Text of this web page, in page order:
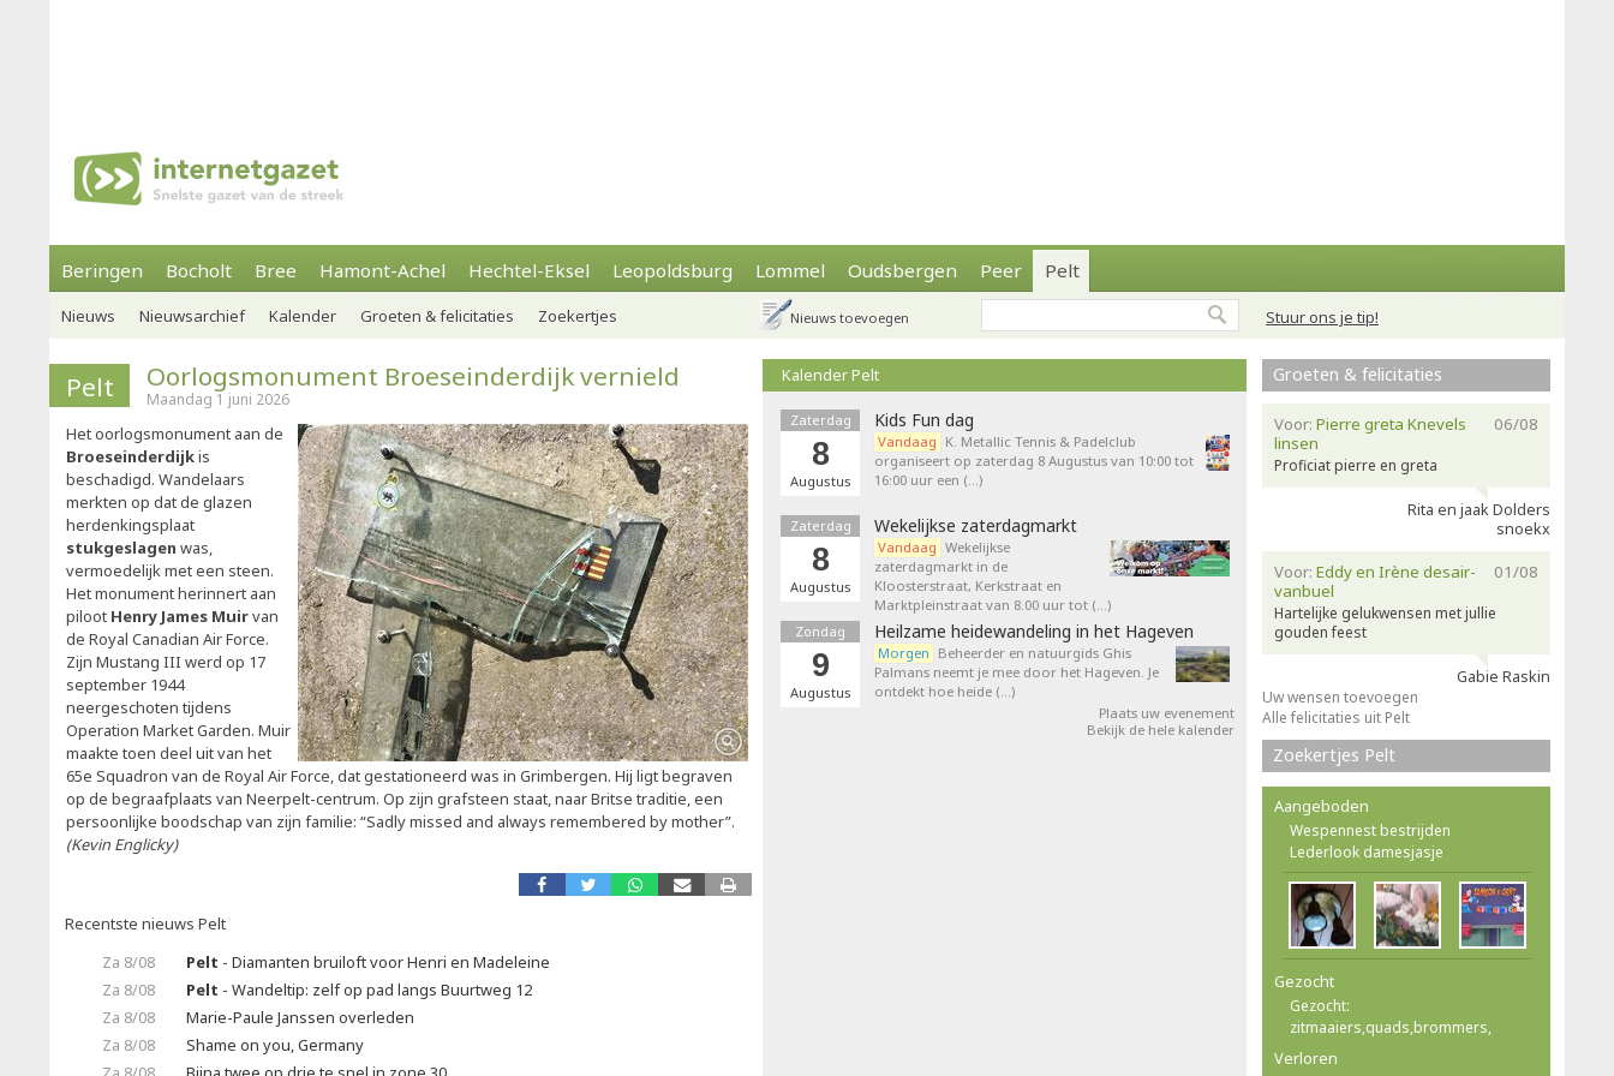
Beringen Bocholt Bree Hamont-Achel Hechtel-Eksel Leopoldsburg Lommel Oudsbergen Peer Pelt
Stuur ons je tip!
Nieuws Nieuwsarchief Kalender Groeten & felicitaties Zoekertjes Nieuws toevoegen
Pelt Oorlogsmonument Broeseinderdijk vernield
Maandag 1 juni 2026
Het oorlogsmonument aan de
Broeseinderdijkis
beschadigd. Wandelaars
merkten op dat de glazen
herdenkingsplaat
stukgeslagen was,
vermoedelijk met een steen.
Het monument herinnert aan
piloot Henry James Muirvan
de Royal Canadian Air Force.
Zijn Mustang III werd op 17
september 1944
neergeschoten tijdens
Operation Market Garden. Muir
maakte toen deel uit van het
65e Squadron van de Royal Air Force, dat gestationeerd was in Grimbergen. Hij ligt begraven
op de begraafplaats van Neerpelt-centrum. Op zijn grafsteen staat, naar Britse traditie, een
persoonlijke boodschap van zijn familie: “Sadly missed and always remembered by mother”.
(Kevin Englicky)
Recentste nieuws Pelt
Za 8/08
Pelt - Diamanten bruiloft voor Henri en Madeleine
Za 8/08
Pelt - Wandeltip: zelf op pad langs Buurtweg 12
Za 8/08
Marie-Paule Janssen overleden
Za 8/08
Shame on you, Germany
Kalender Pelt
Zaterdag
8
Augustus
Kids Fun dag
Vandaag K. Metallic Tennis & Padelclub
organiseert op zaterdag 8 Augustus van 10:00 tot
16:00 uur een (…)
Zaterdag
8
Augustus
Wekelijkse zaterdagmarkt
Vandaag Wekelijkse
zaterdagmarkt in de
Kloosterstraat, Kerkstraat en
Marktpleinstraat van 8.00 uur tot (…)
Zondag
9
Augustus
Heilzame heidewandeling in het Hageven
Morgen Beheerder en natuurgids Ghis
Palmans neemt je mee door het Hageven. Je
ontdekt hoe heide (…)
Plaats uw evenement
Bekijk de hele kalender
Groeten & felicitaties
06/08
Voor: Pierre greta Knevels
linsen
Proficiat pierre en greta
Rita en jaak Dolders
snoekx
01/08
Voor: Eddy en Irène desair-
vanbuel
Hartelijke gelukwensen met jullie
gouden feest
Gabie Raskin
Uw wensen toevoegen
Alle felicitaties uit Pelt
Zoekertjes Pelt
Aangeboden
Wespennest bestrijden
Lederlook damesjasje
Gezocht
Gezocht:
zitmaaiers,quads,brommers,
Verloren